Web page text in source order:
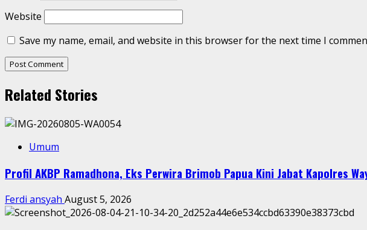
Website
Save my name, email, and website in this browser for the next time I
Related Stories
Umum
Profil AKBP Ramadhona, Eks Perwira Brimob Papua Kini Jabat Kapolres
Ferdi ansyah August 5, 2026